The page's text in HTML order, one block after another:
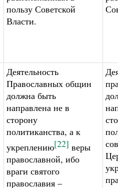
пользу Советской
Власти.
Деятельность
Православных общин
должна быть
направлена не в
сторону
политиканства, а к
укреплению[22] веры
православной, ибо
враги святого
православия –